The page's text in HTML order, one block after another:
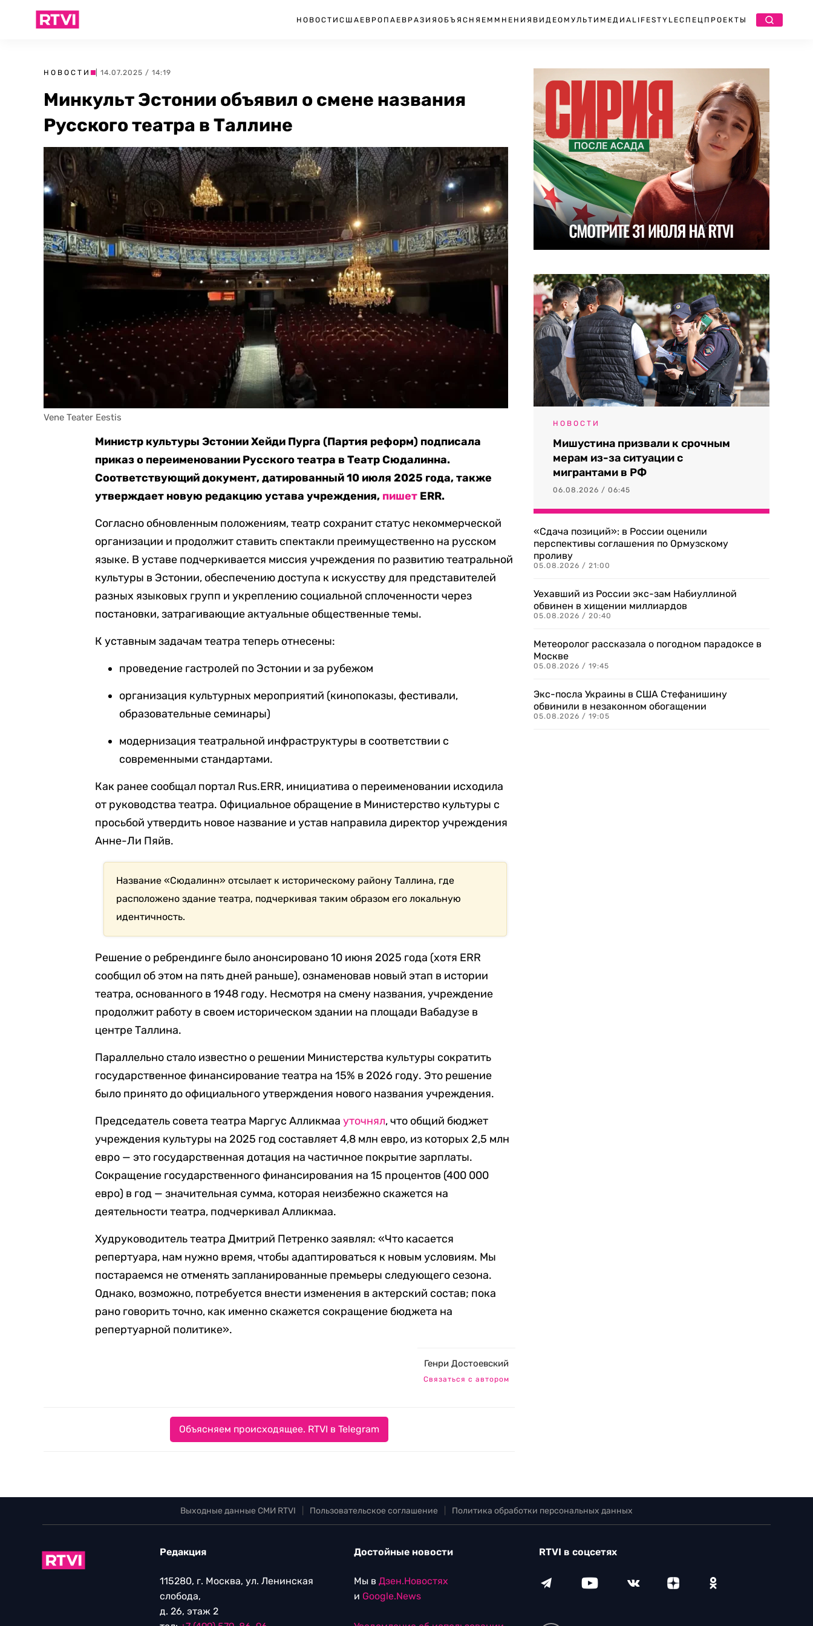
НОВОСТИ США ЕВРОПА ЕВРАЗИЯ ОБЪЯСНЯЕМ МНЕНИЯ ВИДЕО МУЛЬТИМЕДИА LIFESTYLEСПЕЦПРОЕКТЫ
НОВОСТИ | 14.07.2025 / 14:19
Минкульт Эстонии объявил о смене названия
Русского театра в Таллине
Vene Teater Eestis
Министр культуры Эстонии Хейди Пурга (Партия реформ) подписала
приказ о переименовании Русского театра в Театр Сюдалинна.
Соответствующий документ, датированный 10 июля 2025 года, также
утверждает новую редакцию устава учреждения, пишет ERR.
Согласно обновленным положениям, театр сохранит статус некоммерческой
организации и продолжит ставить спектакли преимущественно на русском
языке. В уставе подчеркивается миссия учреждения по развитию театральной
культуры в Эстонии, обеспечению доступа к искусству для представителей
разных языковых групп и укреплению социальной сплоченности через
постановки, затрагивающие актуальные общественные темы.
К уставным задачам театра теперь отнесены:
проведение гастролей по Эстонии и за рубежом
организация культурных мероприятий (кинопоказы, фестивали,
образовательные семинары)
модернизация театральной инфраструктуры в соответствии с
современными стандартами.
Как ранее сообщал портал Rus.ERR, инициатива о переименовании исходила
от руководства театра. Официальное обращение в Министерство культуры с
просьбой утвердить новое название и устав направила директор учреждения
Анне-Ли Пяйв.
Название «Сюдалинн» отсылает к историческому району Таллина, где
расположено здание театра, подчеркивая таким образом его локальную
идентичность.
Решение о ребрендинге было анонсировано 10 июня 2025 года (хотя ERR
сообщил об этом на пять дней раньше), ознаменовав новый этап в истории
театра, основанного в 1948 году. Несмотря на смену названия, учреждение
продолжит работу в своем историческом здании на площади Вабадузе в
центре Таллина.
Параллельно стало известно о решении Министерства культуры сократить
государственное финансирование театра на 15% в 2026 году. Это решение
было принято до официального утверждения нового названия учреждения.
Председатель совета театра Маргус Алликмаауточнял, что общий бюджет
учреждения культуры на 2025 год составляет 4,8 млн евро, из которых 2,5 млн
евро — это государственная дотация на частичное покрытие зарплаты.
Сокращение государственного финансирования на 15 процентов (400 000
евро) в год — значительная сумма, которая неизбежно скажется на
деятельности театра, подчеркивал Алликмаа.
Худруководитель театра Дмитрий Петренко заявлял: «Что касается
репертуара, нам нужно время, чтобы адаптироваться к новым условиям. Мы
постараемся не отменять запланированные премьеры следующего сезона.
Однако, возможно, потребуется внести изменения в актерский состав; пока
рано говорить точно, как именно скажется сокращение бюджета на
репертуарной политике».
Генри Достоевский
Связаться с автором
Объясняем происходящее. RTVI в Telegram
НОВОСТИ
Мишустина призвали к срочным
мерам из-за ситуации с
мигрантами в РФ
06.08.2026 / 06:45
«Сдача позиций»: в России оценили
перспективы соглашения по Ормузскому
проливу
05.08.2026 / 21:00
Уехавший из России экс-зам Набиуллиной
обвинен в хищении миллиардов
05.08.2026 / 20:40
Метеоролог рассказала о погодном парадоксе в
Москве
05.08.2026 / 19:45
Экс-посла Украины в США Стефанишину
обвинили в незаконном обогащении
05.08.2026 / 19:05
Выходные данные СМИ RTVI Пользовательское соглашение Политика обработки персональных данных
Редакция
115280, г. Москва, ул. Ленинская
слобода,
д. 26, этаж 2
Достойные новости
Мы в Дзен.Новостях
и Google.News
RTVI в соцсетях